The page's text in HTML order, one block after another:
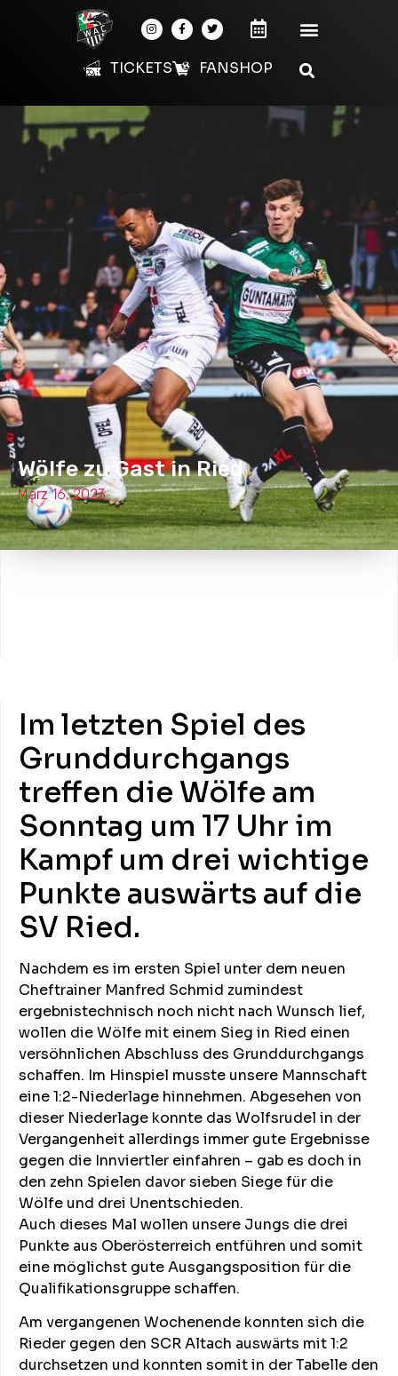
TICKETS FANSHOP
Wölfe zu Gast in Ried
März 16, 2023
Im letzten Spiel des
Grunddurchgangs
treffen die Wölfe am
Sonntag um 17 Uhr im
Kampf um drei wichtige
Punkte auswärts auf die
SV Ried.
Nachdem es im ersten Spiel unter dem neuen
Cheftrainer Manfred Schmid zumindest
ergebnistechnisch noch nicht nach Wunsch lief,
wollen die Wölfe mit einem Sieg in Ried einen
versöhnlichen Abschluss des Grunddurchgangs
schaffen. Im Hinspiel musste unsere Mannschaft
eine 1:2-Niederlage hinnehmen. Abgesehen von
dieser Niederlage konnte das Wolfsrudel in der
Vergangenheit allerdings immer gute Ergebnisse
gegen die Innviertler einfahren – gab es doch in
den zehn Spielen davor sieben Siege für die
Wölfe und drei Unentschieden.
Auch dieses Mal wollen unsere Jungs die drei
Punkte aus Oberösterreich entführen und somit
eine möglichst gute Ausgangsposition für die
Qualifikationsgruppe schaffen.
Am vergangenen Wochenende konnten sich die
Rieder gegen den SCR Altach auswärts mit 1:2
durchsetzen und konnten somit in der Tabelle den